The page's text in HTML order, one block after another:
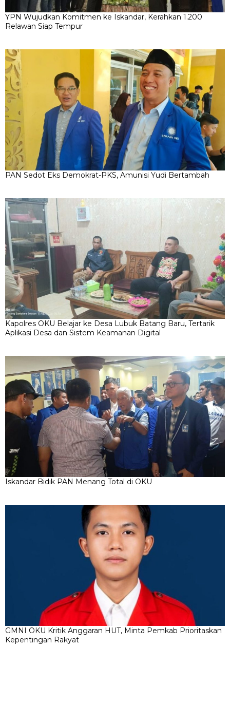
YPN Wujudkan Komitmen ke Iskandar, Kerahkan 1.200
Relawan Siap Tempur
PAN Sedot Eks Demokrat-PKS, Amunisi Yudi Bertambah
Kapolres OKU Belajar ke Desa Lubuk Batang Baru, Tertarik
Aplikasi Desa dan Sistem Keamanan Digital
Iskandar Bidik PAN Menang Total di OKU
GMNI OKU Kritik Anggaran HUT, Minta Pemkab Prioritaskan
Kepentingan Rakyat